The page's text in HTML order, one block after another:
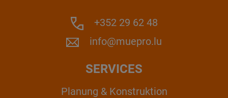
+352 29 62 48
info@muepro.lu
SERVICES
Planung & Konstruktion